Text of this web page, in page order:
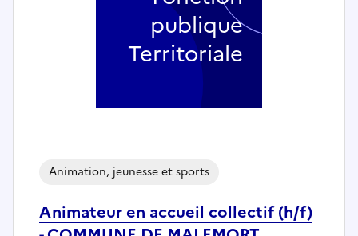
Animateur en accueil collectif (h/f)
Animation, jeunesse et sports
publique
Territoriale